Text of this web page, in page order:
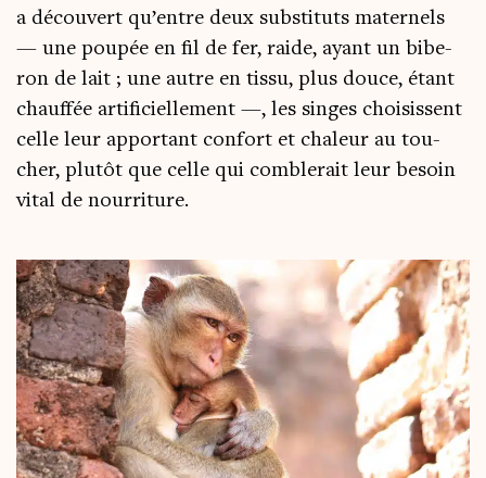
a décou­vert qu’entre deux sub­sti­tuts mater­nels
— une pou­pée en fil de fer, raide, ayant un bibe­
ron de lait ; une autre en tis­su, plus douce, étant
chauf­fée arti­fi­ciel­le­ment —, les singes choi­sissent
celle leur appor­tant confort et cha­leur au tou­
cher, plu­tôt que celle qui com­ble­rait leur besoin
vital de nourriture.